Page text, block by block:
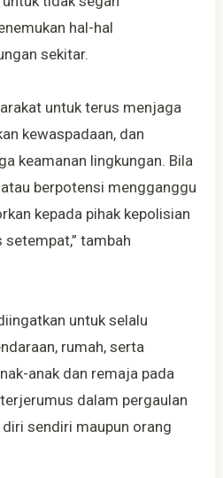
hal-hal
sekitar.
untuk terus menjaga
kewaspadaan, dan
keamanan lingkungan. Bila
berpotensi mengganggu
kepada pihak kepolisian
tambah
untuk selalu
rumah, serta
anak dan remaja pada
dalam pergaulan
sendiri maupun orang